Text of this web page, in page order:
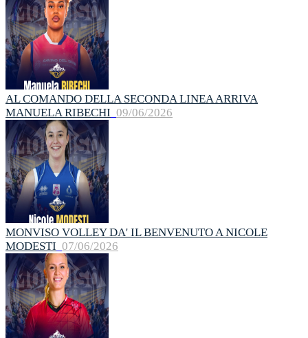
AL COMANDO DELLA SECONDA LINEA ARRIVA
MANUELA RIBECHI 09/06/2026
MONVISO VOLLEY DA' IL BENVENUTO A NICOLE
MODESTI 07/06/2026